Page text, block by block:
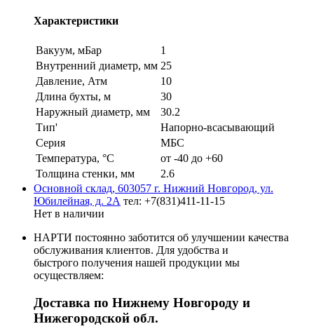
Характеристики
Вакуум, мБар
1
Внутренний диаметр, мм 25
Давление, Атм
10
Длина бухты, м
30
Наружный диаметр, мм
30.2
Тип'
Напорно-всасывающий
Серия
МБС
Температура, °C
от -40 до +60
Толщина стенки, мм
2.6
Основной склад, 603057 г. Нижний Новгород, ул.
Юбилейная, д. 2А тел: +7(831)411-11-15
Нет в наличии
НАРТИ постоянно заботится об улучшении качества
обслуживания клиентов. Для удобства и
быстрого получения нашей продукции мы
осуществляем:
Доставка по Нижнему Новгороду и
Нижегородской обл.